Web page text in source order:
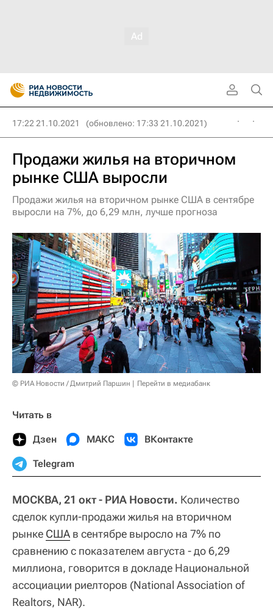
17:22 21.10.2021 (обновлено: 17:33 21.10.2021)
Продажи жилья на вторичном
рынке США выросли
Продажи жилья на вторичном рынке США в сентябре
выросли на 7%, до 6,29 млн, лучше прогноза
© РИА Новости / Дмитрий Паршин Перейти в медиабанк
Читать в
Дзен МАКС ВКонтакте
Telegram
МОСКВА, 21 окт - РИА Новости. Количество
сделок купли-продажи жилья на вторичном
рынке США в сентябре выросло на 7% по
сравнению с показателем августа - до 6,29
миллиона, говорится в докладе Национальной
ассоциации риелторов (National Association of
Realtors, NAR).